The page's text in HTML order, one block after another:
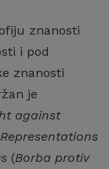
znanosti
i pod
znanosti
je
against
(Borba protiv